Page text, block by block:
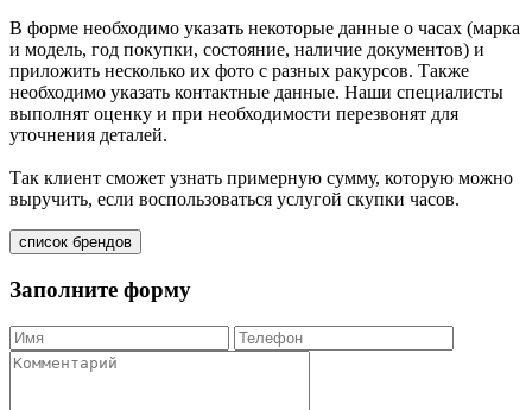
В форме необходимо указать некоторые данные о часах (марка
и модель, год покупки, состояние, наличие документов) и
приложить несколько их фото с разных ракурсов. Также
необходимо указать контактные данные. Наши специалисты
выполнят оценку и при необходимости перезвонят для
уточнения деталей.
Так клиент сможет узнать примерную сумму, которую можно
выручить, если воспользоваться услугой скупки часов.
список брендов
Заполните форму